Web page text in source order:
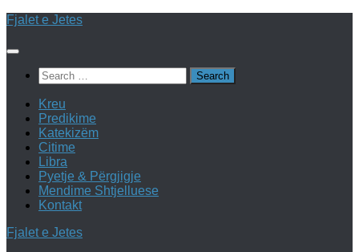
Skip
content
Fjalet e Jetes
Search
for:
Kreu
Predikime
Katekizëm
Citime
Libra
Pyetje & Përgjigje
Mendime Shtjelluese
Kontakt
Fjalet e Jetes